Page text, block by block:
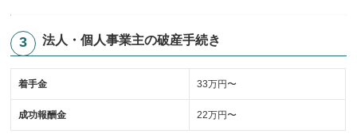
法人・個人事業主の破産手続き
着手金 33万円〜
成功報酬金 22万円〜